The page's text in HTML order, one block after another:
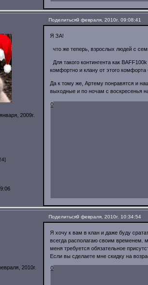
Поделиться9 февраля, 2010г. 09:08:41
2009г.
Я ЗА!
что же теперь, взрослых людей с
Для такого контингента как
комфортно и клану от этого комфорта
Да к тому же, Артему понравятся и
выходные и по ночам с воскресенья
0
Поделиться9 февраля, 2010г. 10:34:54
2010г.
Я хочу к вам в клан и даже буду
всегда располагаю своим временем.
меня требуется обязательное
Если вы сделаете мне скидку на
0